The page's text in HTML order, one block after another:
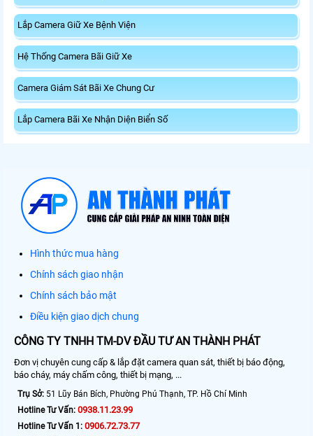
Lắp Camera Giữ Xe Bệnh Viện
Hệ Thống Camera Bãi Giữ Xe
Camera Giám Sát Bãi Xe Chung Cư
Lắp Camera Bãi Xe Nhận Diện Biển Số
Hình thức mua hàng
Chính sách giao nhận
Chính sách bảo mật
Điều kiện giao dịch chung
CÔNG TY TNHH TM-DV ĐẦU TƯ AN THÀNH PHÁT
Đơn vị chuyên cung cấp & lắp đặt camera quan sát, thiết bị báo động,
báo cháy, máy chấm công, thiết bị mạng, ...
Trụ Sở: 51 Lũy Bán Bích, Phường Phú Thạnh, TP. Hồ Chí Minh
Hotline Tư Vấn: 0938.11.23.99
Hotline Tư Vấn 1: 0906.72.73.77